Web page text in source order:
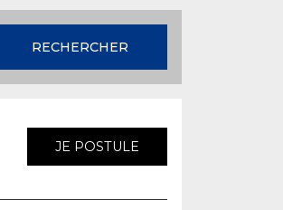
RECHERCHER
JE POSTULE